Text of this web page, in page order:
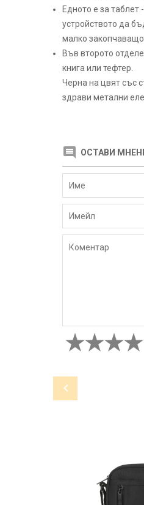
Едното е за таблет
устройството да
малко
Във второто
книга или тефтер.
Черна на цвят със
здрави метални
ОСТАВИ